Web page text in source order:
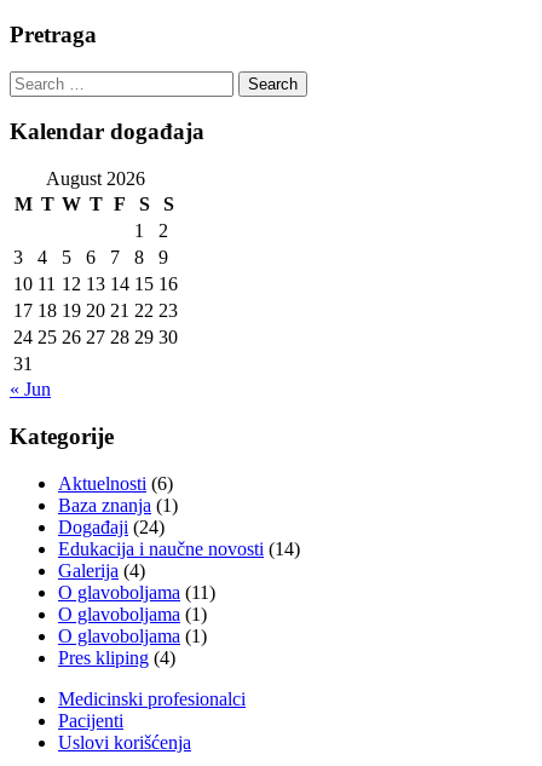
Pretraga
Search
for:
Kalendar događaja
August 2026
M T W T F S
S
1
2
3
4 5 6 7 8
9
10 11 12 13 14 15 16
17 18 19 20 21 22 23
24 25 26 27 28 29 30
31
« Jun
Kategorije
Aktuelnosti (6)
Baza znanja (1)
Događaji (24)
Edukacija i naučne novosti (14)
Galerija (4)
O glavoboljama (11)
O glavoboljama (1)
O glavoboljama (1)
Pres kliping (4)
Medicinski profesionalci
Pacijenti
Uslovi korišćenja